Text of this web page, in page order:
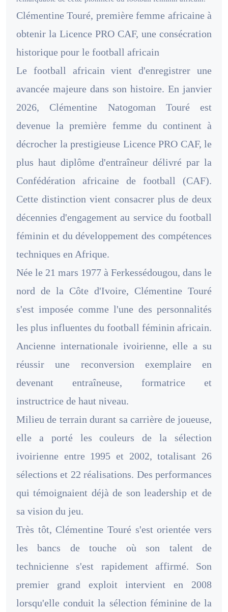
Clémentine Touré, première femme africaine à
obtenir la Licence PRO CAF, une consécration
historique pour le football africain
Le football africain vient d'enregistrer une
avancée majeure dans son histoire. En janvier
2026, Clémentine Natogoman Touré est
devenue la première femme du continent à
décrocher la prestigieuse Licence PRO CAF, le
plus haut diplôme d'entraîneur délivré par la
Confédération africaine de football (CAF).
Cette distinction vient consacrer plus de deux
décennies d'engagement au service du football
féminin et du développement des compétences
techniques en Afrique.
Née le 21 mars 1977 à Ferkessédougou, dans le
nord de la Côte d'Ivoire, Clémentine Touré
s'est imposée comme l'une des personnalités
les plus influentes du football féminin africain.
Ancienne internationale ivoirienne, elle a su
réussir une reconversion exemplaire en
devenant entraîneuse, formatrice et
instructrice de haut niveau.
Milieu de terrain durant sa carrière de joueuse,
elle a porté les couleurs de la sélection
ivoirienne entre 1995 et 2002, totalisant 26
sélections et 22 réalisations. Des performances
qui témoignaient déjà de son leadership et de
sa vision du jeu.
Très tôt, Clémentine Touré s'est orientée vers
les bancs de touche où son talent de
technicienne s'est rapidement affirmé. Son
premier grand exploit intervient en 2008
lorsqu'elle conduit la sélection féminine de la